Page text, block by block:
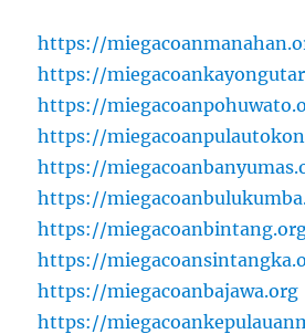
https://
https://
https://
https://
https://
https://
https://
https://
https://miegacoanbajawa.org
https://